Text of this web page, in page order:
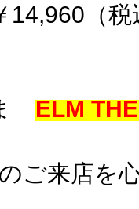
14,960（税
ELM
ご来店を